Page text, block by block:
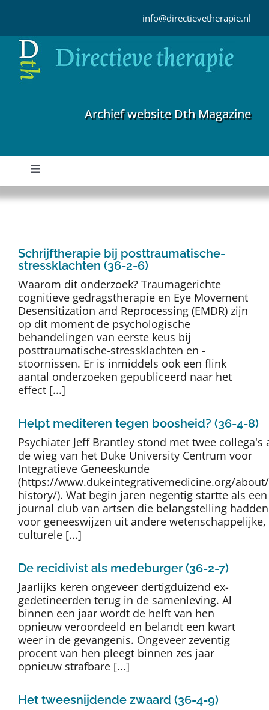
inhoud
info@directievetherapie.nl
Archief website Dth Magazine
Toggle
Navigation
Home
Auteurs
TDT Overzicht
Over Dth
Contact
Schrijftherapie bij posttraumatische-
stressklachten (36-2-6)
Waarom dit onderzoek? Traumagerichte
cognitieve gedragstherapie en Eye Movement
Desensitization and Reprocessing (EMDR) zijn
op dit moment de psychologische
behandelingen van eerste keus bij
posttraumatische-stressklachten en -
stoornissen. Er is inmiddels ook een flink
aantal onderzoeken gepubliceerd naar het
effect [...]
Helpt mediteren tegen boosheid? (36-4-8)
Psychiater Jeff Brantley stond met twee collega's
de wieg van het Duke University Centrum voor
Integratieve Geneeskunde
(https://www.dukeintegrativemedicine.org/
history/). Wat begin jaren negentig startte als een
journal club van artsen die belangstelling hadden
voor geneeswijzen uit andere wetenschappelijke,
culturele [...]
De recidivist als medeburger (36-2-7)
Jaarlijks keren ongeveer dertigduizend ex-
gedetineerden terug in de samenleving. Al
binnen een jaar wordt de helft van hen
opnieuw veroordeeld en belandt een kwart
weer in de gevangenis. Ongeveer zeventig
procent van hen pleegt binnen zes jaar
opnieuw strafbare [...]
Het tweesnijdende zwaard (36-4-9)